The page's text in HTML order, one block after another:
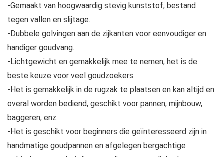
-Gemaakt van hoogwaardig stevig kunststof, bestand
tegen vallen en slijtage.
-Dubbele golvingen aan de zijkanten voor eenvoudiger en
handiger goudvang.
-Lichtgewicht en gemakkelijk mee te nemen, het is de
beste keuze voor veel goudzoekers.
-Het is gemakkelijk in de rugzak te plaatsen en kan altijd en
overal worden bediend, geschikt voor pannen, mijnbouw,
baggeren, enz.
-Het is geschikt voor beginners die geïnteresseerd zijn in
handmatige goudpannen en afgelegen bergachtige